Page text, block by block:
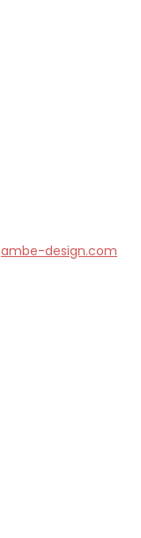
ambe-design.com